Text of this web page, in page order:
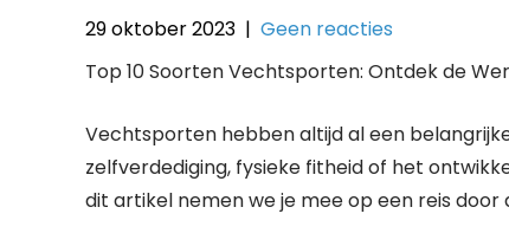
29 oktober 2023 | Geen reacties
Top 10 Soorten Vechtsporten: Ontdek de
Vechtsporten hebben altijd al een
zelfverdediging, fysieke fitheid of het
dit artikel nemen we je mee op een reis